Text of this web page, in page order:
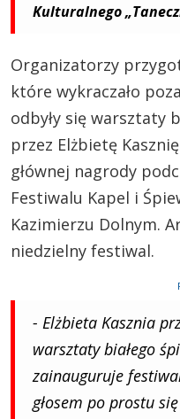
Kulturalnego
Organizatorzy
które wykraczało
odbyły się warsztaty
przez Elżbietę
głównej nagrody
Festiwalu Kapel i
Kazimierzu Dolnym.
niedzielny festiwal.
- Elżbieta Kasznia
warsztaty białego
zainauguruje
głosem po prostu